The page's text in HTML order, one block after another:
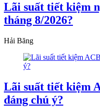
Lãi suất tiết kiệm
tháng 8/2026?
Hải Băng
Lãi suất tiết kiệm
đáng chú ý?